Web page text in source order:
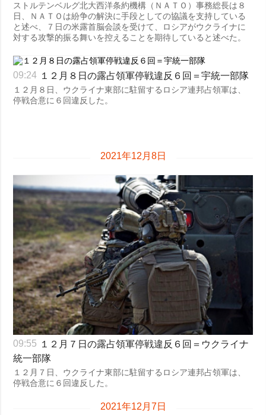
ストルテンベルグ北大西洋条約機構（ＮＡＴＯ）事務総長は８
日、ＮＡＴＯは紛争の解決に手段としての協議を支持している
と述べ、７日の米露首脳会談を受けて、ロシアがウクライナに
対する攻撃的振る舞いを控えることを期待していると述べた。
09:24 １２月８日の露占領軍停戦違反６回＝宇統一部隊
１２月８日、ウクライナ東部に駐留するロシア連邦占領軍は、
停戦合意に６回違反した。
2021年12月8日
09:55 １２月７日の露占領軍停戦違反６回＝ウクライナ
統一部隊
１２月７日、ウクライナ東部に駐留するロシア連邦占領軍は、
停戦合意に６回違反した。
2021年12月7日